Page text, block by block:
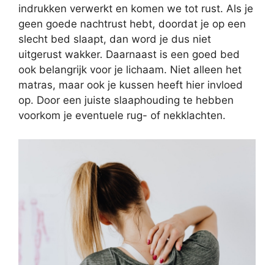
indrukken verwerkt en komen we tot rust. Als je
geen goede nachtrust hebt, doordat je op een
slecht bed slaapt, dan word je dus niet
uitgerust wakker. Daarnaast is een goed bed
ook belangrijk voor je lichaam. Niet alleen het
matras, maar ook je kussen heeft hier invloed
op. Door een juiste slaaphouding te hebben
voorkom je eventuele rug- of nekklachten.